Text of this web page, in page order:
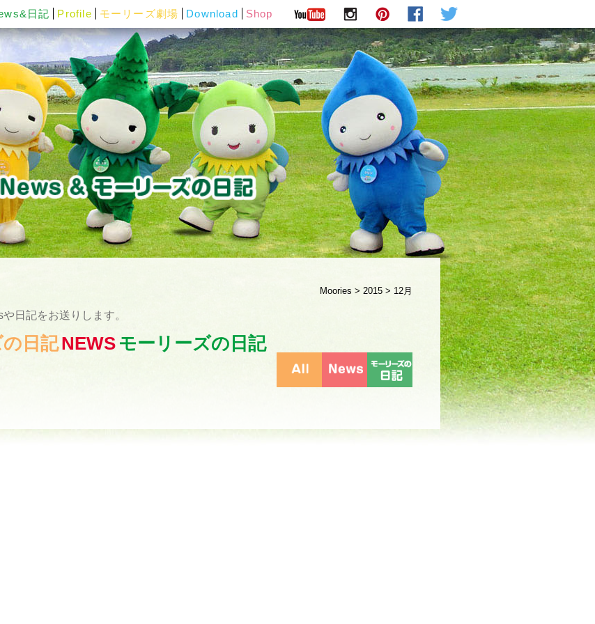
日記 Profile モーリーズ劇場 Download Shop
Moories > 2015 > 12月
日記をお送りします。
日記NEWS モーリーズの日記